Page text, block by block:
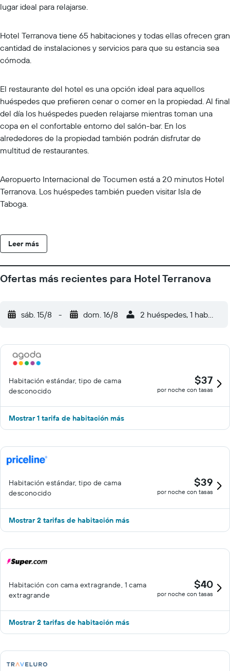
lugar ideal para relajarse.
Hotel Terranova tiene 65 habitaciones y todas ellas ofrecen gran
cantidad de instalaciones y servicios para que su estancia sea
cómoda.
El restaurante del hotel es una opción ideal para aquellos
huéspedes que prefieren cenar o comer en la propiedad. Al final
del día los huéspedes pueden relajarse mientras toman una
copa en el confortable entorno del salón-bar. En los
alrededores de la propiedad también podrán disfrutar de
multitud de restaurantes.
Aeropuerto Internacional de Tocumen está a 20 minutos Hotel
Terranova. Los huéspedes también pueden visitar Isla de
Taboga.
Leer más
Ofertas más recientes para Hotel Terranova
sáb. 15/8 - dom. 16/8 2 huéspedes, 1
Habitación estándar, tipo de cama
desconocido
$37
por noche con tasas
Mostrar 1 tarifa de habitación más
Habitación estándar, tipo de cama
desconocido
$39
por noche con tasas
Mostrar 2 tarifas de habitación más
Habitación con cama extragrande, 1 cama
extragrande
$40
por noche con tasas
Mostrar 2 tarifas de habitación más